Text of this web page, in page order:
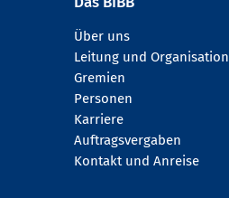
Über uns
Leitung und Organisation
Gremien
Personen
Karriere
Auftragsvergaben
Kontakt und Anreise